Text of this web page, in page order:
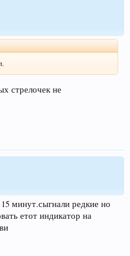
стрелочек не
минут.сыгнали редкие но
етот индикатор на